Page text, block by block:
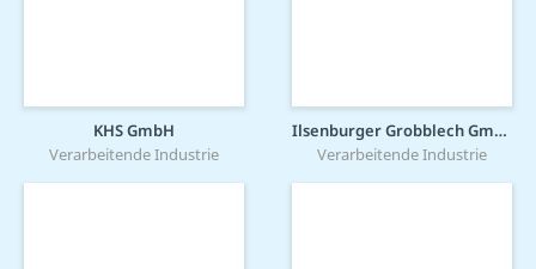
KHS GmbH
Verarbeitende Industrie
Ilsenburger Grobblech GmbH
Verarbeitende Industrie